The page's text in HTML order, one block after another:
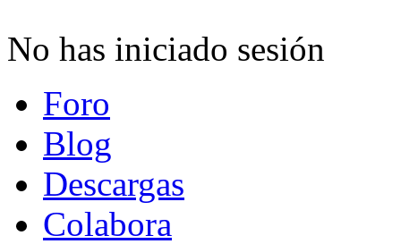
No has iniciado sesión
Foro
Blog
Descargas
Colabora